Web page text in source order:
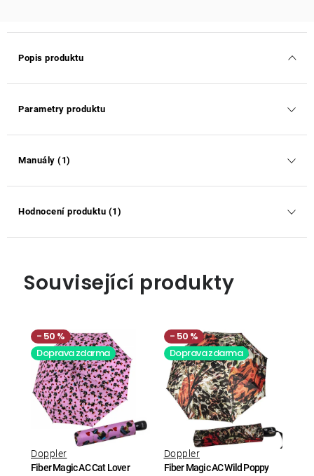
Popis produktu
Parametry produktu
Manuály (1)
Hodnocení produktu (1)
Související produkty
50 %
Doprava zdarma
Fiber Magic AC Cat Lover
Doppler
50 %
Doprava zdarma
Fiber Magic AC Wild Poppy
Doppler